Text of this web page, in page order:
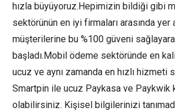
hızla büyüyoruz.Hepimizin bildiği gibi
sektörünün en iyi firmaları arasında yer
müşterilerine bu %100 güveni
başladı.Mobil ödeme sektöründe en
ucuz ve aynı zamanda en hızlı hizmeti
Smartpin ile ucuz Paykasa ve Paykwik
olabilirsiniz. Kişisel bilgilerinizi